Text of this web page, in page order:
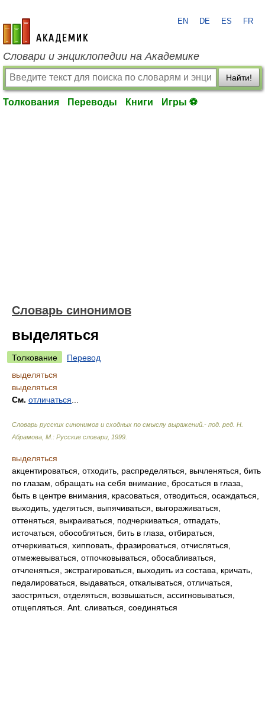
academic.ru
EN DE ES FR
Словари и энциклопедии на Академике
Найти!
Толкования Переводы Книги Игры ⚽
Словарь синонимов
выделяться
Толкование
Перевод
выделяться
выделяться
См. отличаться
Словарь русских синонимов и сходных по смыслу выражений.- под. ред. Н.
Абрамова, М.: Русские словари 1999
выделяться
акцентироваться, отходить, распределяться, вычленяться, бить
по глазам, обращать на себя внимание, бросаться в глаза,
быть в центре внимания, красоваться, отводиться, осаждаться,
выходить, уделяться, выпячиваться, выгораживаться,
оттеняться, выкраиваться, подчеркиваться, отпадать,
источаться, обособляться, бить в глаза, отбираться,
отчеркиваться, хипповать, фразироваться, отчисляться,
отмежевываться, отпочковываться, обосабливаться,
отчленяться, экстрагироваться, выходить из состава, кричать,
педалироваться, выдаваться, откалываться, отличаться,
заостряться, отделяться, возвышаться, ассигновываться,
отщепляться. Ant. сливаться, соединяться